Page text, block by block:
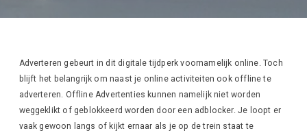
Adverteren gebeurt in dit digitale tijdperk voornamelijk online. Toch
blijft het belangrijk om naast je online activiteiten ook offline te
adverteren. Offline Advertenties kunnen namelijk niet worden
weggeklikt of geblokkeerd worden door een adblocker. Je loopt er
vaak gewoon langs of kijkt ernaar als je op de trein staat te